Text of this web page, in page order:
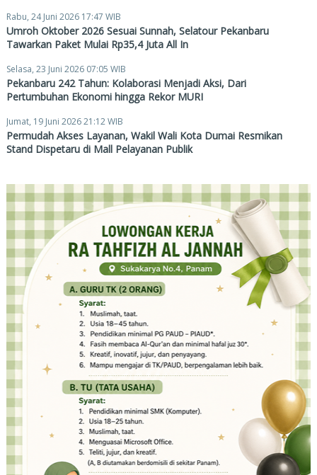
Rabu, 24 Juni 2026 17:47 WIB
Umroh Oktober 2026 Sesuai Sunnah, Selatour Pekanbaru
Tawarkan Paket Mulai Rp35,4 Juta All In
Selasa, 23 Juni 2026 07:05 WIB
Pekanbaru 242 Tahun: Kolaborasi Menjadi Aksi, Dari
Pertumbuhan Ekonomi hingga Rekor MURI
Jumat, 19 Juni 2026 21:12 WIB
Permudah Akses Layanan, Wakil Wali Kota Dumai Resmikan
Stand Dispetaru di Mall Pelayanan Publik